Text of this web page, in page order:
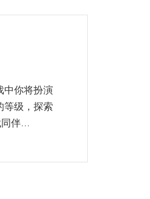
中你将扮演
等级，探索
伴...